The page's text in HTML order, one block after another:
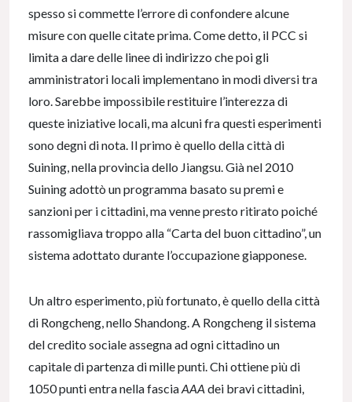
spesso si commette l’errore di confondere alcune
misure con quelle citate prima. Come detto, il PCC si
limita a dare delle linee di indirizzo che poi gli
amministratori locali implementano in modi diversi tra
loro. Sarebbe impossibile restituire l’interezza di
queste iniziative locali, ma alcuni fra questi esperimenti
sono degni di nota. Il primo è quello della città di
Suining, nella provincia dello Jiangsu. Già nel 2010
Suining adottò un programma basato su premi e
sanzioni per i cittadini, ma venne presto ritirato poiché
rassomigliava troppo alla “Carta del buon cittadino”, un
sistema adottato durante l’occupazione giapponese.
Un altro esperimento, più fortunato, è quello della città
di Rongcheng, nello Shandong. A Rongcheng il sistema
del credito sociale assegna ad ogni cittadino un
capitale di partenza di mille punti. Chi ottiene più di
1050 punti entra nella fasciaAAA dei bravi cittadini,